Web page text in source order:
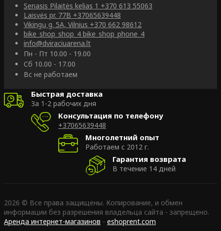
Senasis Pilaitės kelias 1 +370 613 55063
Laisvės pr. 77B +37065639448
Vikingų g. 5A, Vilnius +370 662 98612
bike_shop_shop_4 bike_shop_phone_4
info@dviraciuarena.lt
Пн - Пт 10.00 - 19.00
Сб 10.00 - 17.00
Вс не работаем
Быстрая доставка
За 1-2 рабочих дня
Консультация по телефону
+37065639448
Многолетний опыт
Работаем с 2012 г.
Гарантия возврата
В течение 14 дней
2026 © Все права защищены. Копирование, и обмен
информации без разрешения владельца сайта - запрещено.
Аренда интернет-магазинов - eshoprent.com